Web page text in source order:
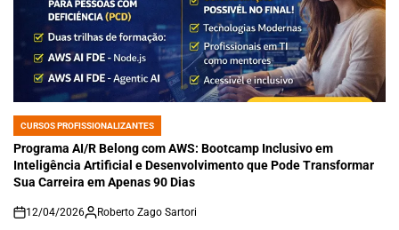
POSTED
IN
CURSOS PROFISSIONALIZANTES
Programa AI/R Belong com AWS: Bootcamp Inclusivo em
Inteligência Artificial e Desenvolvimento que Pode Transformar
Sua Carreira em Apenas 90 Dias
on
12/04/2026 Roberto Zago Sartori